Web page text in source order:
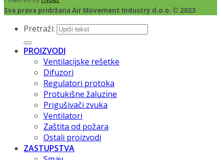
Sva prava pridržana Air Movement Industry d.o.o. © 2023
Pretraži:
PROIZVODI
Ventilacijske rešetke
Difuzori
Regulatori protoka
Protukišne žaluzine
Prigušivači zvuka
Ventilatori
Zaštita od požara
Ostali proizvodi
ZASTUPSTVA